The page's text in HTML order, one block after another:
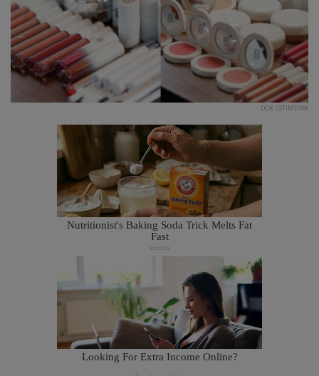
DOK ISTIMEWA